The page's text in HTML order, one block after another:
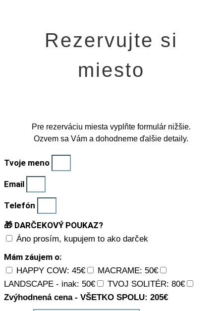
Rezervujte si
miesto
Pre rezerváciu miesta vyplňte formulár nižšie.
Ozvem sa Vám a dohodneme ďalšie detaily.
Tvoje meno
Email
Telefón
🎁 DARČEKOVÝ POUKAZ?
Áno prosím, kupujem to ako darček
Mám záujem o:
HAPPY COW: 45€
MACRAME: 50€
LANDSCAPE - inak: 50€
TVOJ SOLITÉR: 80€
Zvýhodnená cena - VŠETKO SPOLU: 205€